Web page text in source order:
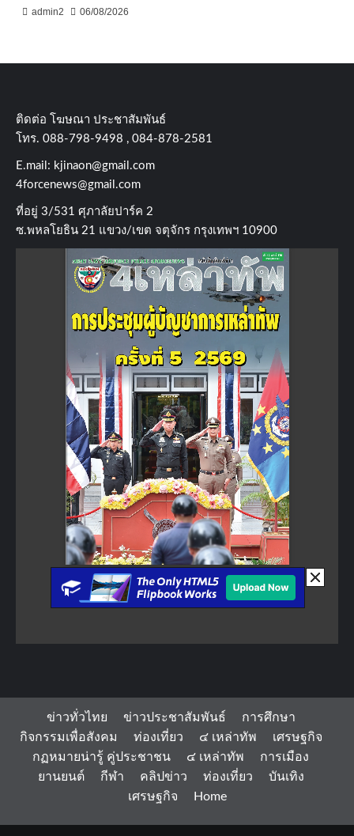
admin2 06/08/2026
ติดต่อ​ โฆษณา​ ประชาสัมพันธ์
โทร​. 088-798-9498 , 084-878-2581
E.mail: kjinaon@gmail.com
4forcenews@gmail.com
ที่อยู่​ 3/531​ ศุภาลัยปาร์ค​ 2
ซ.พหลโยธิน​ 21​ แขวง/เขต​ จตุจักร​ กรุงเทพฯ 10900
ข่าวทั่วไทย ข่าวประชาสัมพันธ์
การศึกษา
กิจกรรมเพื่อสังคม
ท่องเที่ยว ๔ เหล่าทัพ
เศรษฐกิจ
กฏหมายน่ารู้ คู่ประชาชน
๔ เหล่าทัพ
การเมือง
ยานยนต์
กีฬา คลิปข่าว ท่องเที่ยว
บันเทิง
เศรษฐกิจ
Home